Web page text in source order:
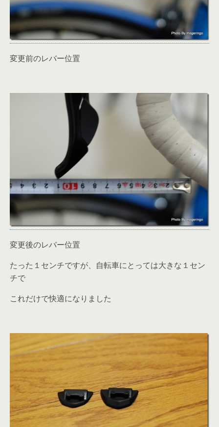
変更前のレバー位置
変更後のレバー位置
たった１センチですが、自転車にとっては大きな１セン
チで
これだけで快適になりました